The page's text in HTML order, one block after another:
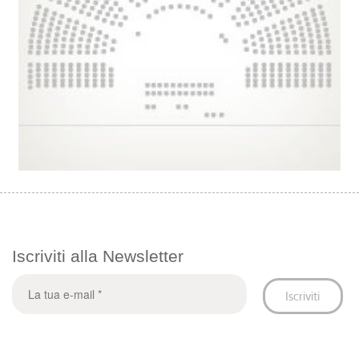
Iscriviti alla Newsletter